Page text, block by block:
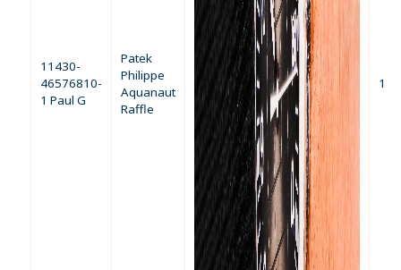
11430-
46576810-
1 Paul G
Patek
Philippe
Aquanaut
Raffle
1